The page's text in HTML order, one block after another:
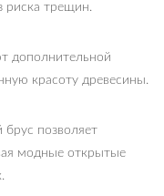
риска трещин.
дополнительной
красоту древесины.
брус позволяет
модные открытые